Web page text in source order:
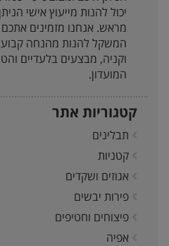
יכול להנות מייעוץ אישי
מראש. אנחנו מזמינים
וקניה, מבצעים בלעדיים
המועדון.
קטגוריות אתר
תבלינים
קטניות
אגוזים ושקדים
פירות יבשים
פיצוחים וחטיפים
אפיה